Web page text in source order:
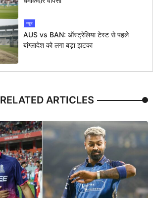
न्यूज
AUS vs BAN: ऑस्ट्रेलिया टेस्ट से पहले
बांग्लादेश को लगा बड़ा झटका
RELATED ARTICLES